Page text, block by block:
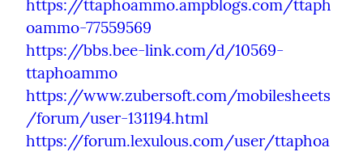
https://ttaphoammo.ampblogs.com/ttaph
oammo-77559569
https://bbs.bee-link.com/d/10569-
ttaphoammo
https://www.zubersoft.com/mobilesheets
/forum/user-131194.html
https://forum.lexulous.com/user/ttaphoa